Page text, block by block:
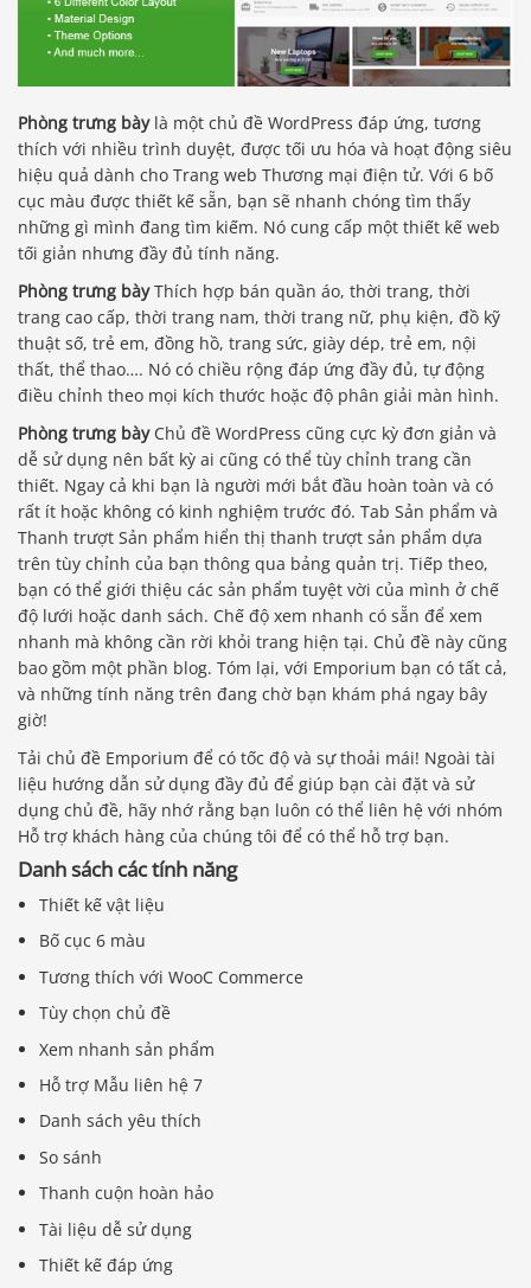
Phòng trưng bàylà một chủ đề WordPress đáp ứng, tương
thích với nhiều trình duyệt, được tối ưu hóa và hoạt động siêu
hiệu quả dành cho Trang web Thương mại điện tử. Với 6 bố
cục màu được thiết kế sẵn, bạn sẽ nhanh chóng tìm thấy
những gì mình đang tìm kiếm. Nó cung cấp một thiết kế web
tối giản nhưng đầy đủ tính năng.
Phòng trưng bàyThích hợp bán quần áo, thời trang, thời
trang cao cấp, thời trang nam, thời trang nữ, phụ kiện, đồ kỹ
thuật số, trẻ em, đồng hồ, trang sức, giày dép, trẻ em, nội
thất, thể thao…. Nó có chiều rộng đáp ứng đầy đủ, tự động
điều chỉnh theo mọi kích thước hoặc độ phân giải màn hình.
Phòng trưng bàyChủ đề WordPress cũng cực kỳ đơn giản và
dễ sử dụng nên bất kỳ ai cũng có thể tùy chỉnh trang cần
thiết. Ngay cả khi bạn là người mới bắt đầu hoàn toàn và có
rất ít hoặc không có kinh nghiệm trước đó. Tab Sản phẩm và
Thanh trượt Sản phẩm hiển thị thanh trượt sản phẩm dựa
trên tùy chỉnh của bạn thông qua bảng quản trị. Tiếp theo,
bạn có thể giới thiệu các sản phẩm tuyệt vời của mình ở chế
độ lưới hoặc danh sách. Chế độ xem nhanh có sẵn để xem
nhanh mà không cần rời khỏi trang hiện tại. Chủ đề này cũng
bao gồm một phần blog. Tóm lại, với Emporium bạn có tất cả,
và những tính năng trên đang chờ bạn khám phá ngay bây
giờ!
Tải chủ đề Emporium để có tốc độ và sự thoải mái! Ngoài tài
liệu hướng dẫn sử dụng đầy đủ để giúp bạn cài đặt và sử
dụng chủ đề, hãy nhớ rằng bạn luôn có thể liên hệ với nhóm
Hỗ trợ khách hàng của chúng tôi để có thể hỗ trợ bạn.
Danh sách các tính năng
Thiết kế vật liệu
Bố cục 6 màu
Tương thích với WooC Commerce
Tùy chọn chủ đề
Xem nhanh sản phẩm
Hỗ trợ Mẫu liên hệ 7
Danh sách yêu thích
So sánh
Thanh cuộn hoàn hảo
Tài liệu dễ sử dụng
Thiết kế đáp ứng